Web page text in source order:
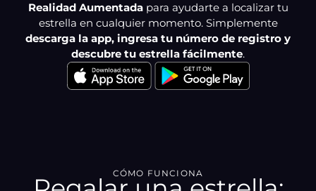
Realidad Aumentadapara ayudarte a localizar tu
estrella en cualquier momento. Simplemente
descarga la app, ingresa tu número de registro y
descubre tu estrella fácilmente.
CÓMO FUNCIONA